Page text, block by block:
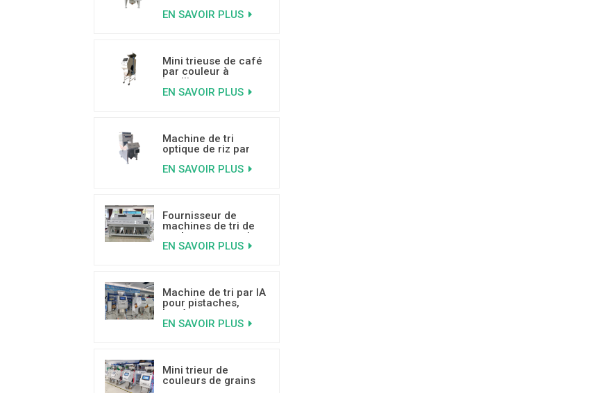
artificielle pour noix,
EN SAVOIR PLUS
Mini trieuse de café
par couleur à
intelligence
artificielle pour trier
EN SAVOIR PLUS
Machine de tri
optique de riz par
technologie
EN SAVOIR PLUS
Fournisseur de
machines de tri de
couleurs pour noix
de coco à haute
EN SAVOIR PLUS
Machine de tri par IA
pour pistaches,
basée sur
l'apprentissage
EN SAVOIR PLUS
Mini trieur de
couleurs de grains